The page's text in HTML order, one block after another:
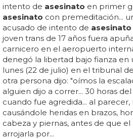
intento de asesinato en primer
asesinato con premeditación...
acusado de intento de asesinato
joven trans de 17 años fuera
carnicero en el aeropuerto
denegó la libertad bajo fianza en
lunes (22 de julio) en el tribunal
otra persona dijo: "oímos la
alguien dijo a correr... 30 horas
cuando fue agredida... al parecer,
causándole heridas en brazos,
cabeza y piernas, antes de que
arrojarla por...